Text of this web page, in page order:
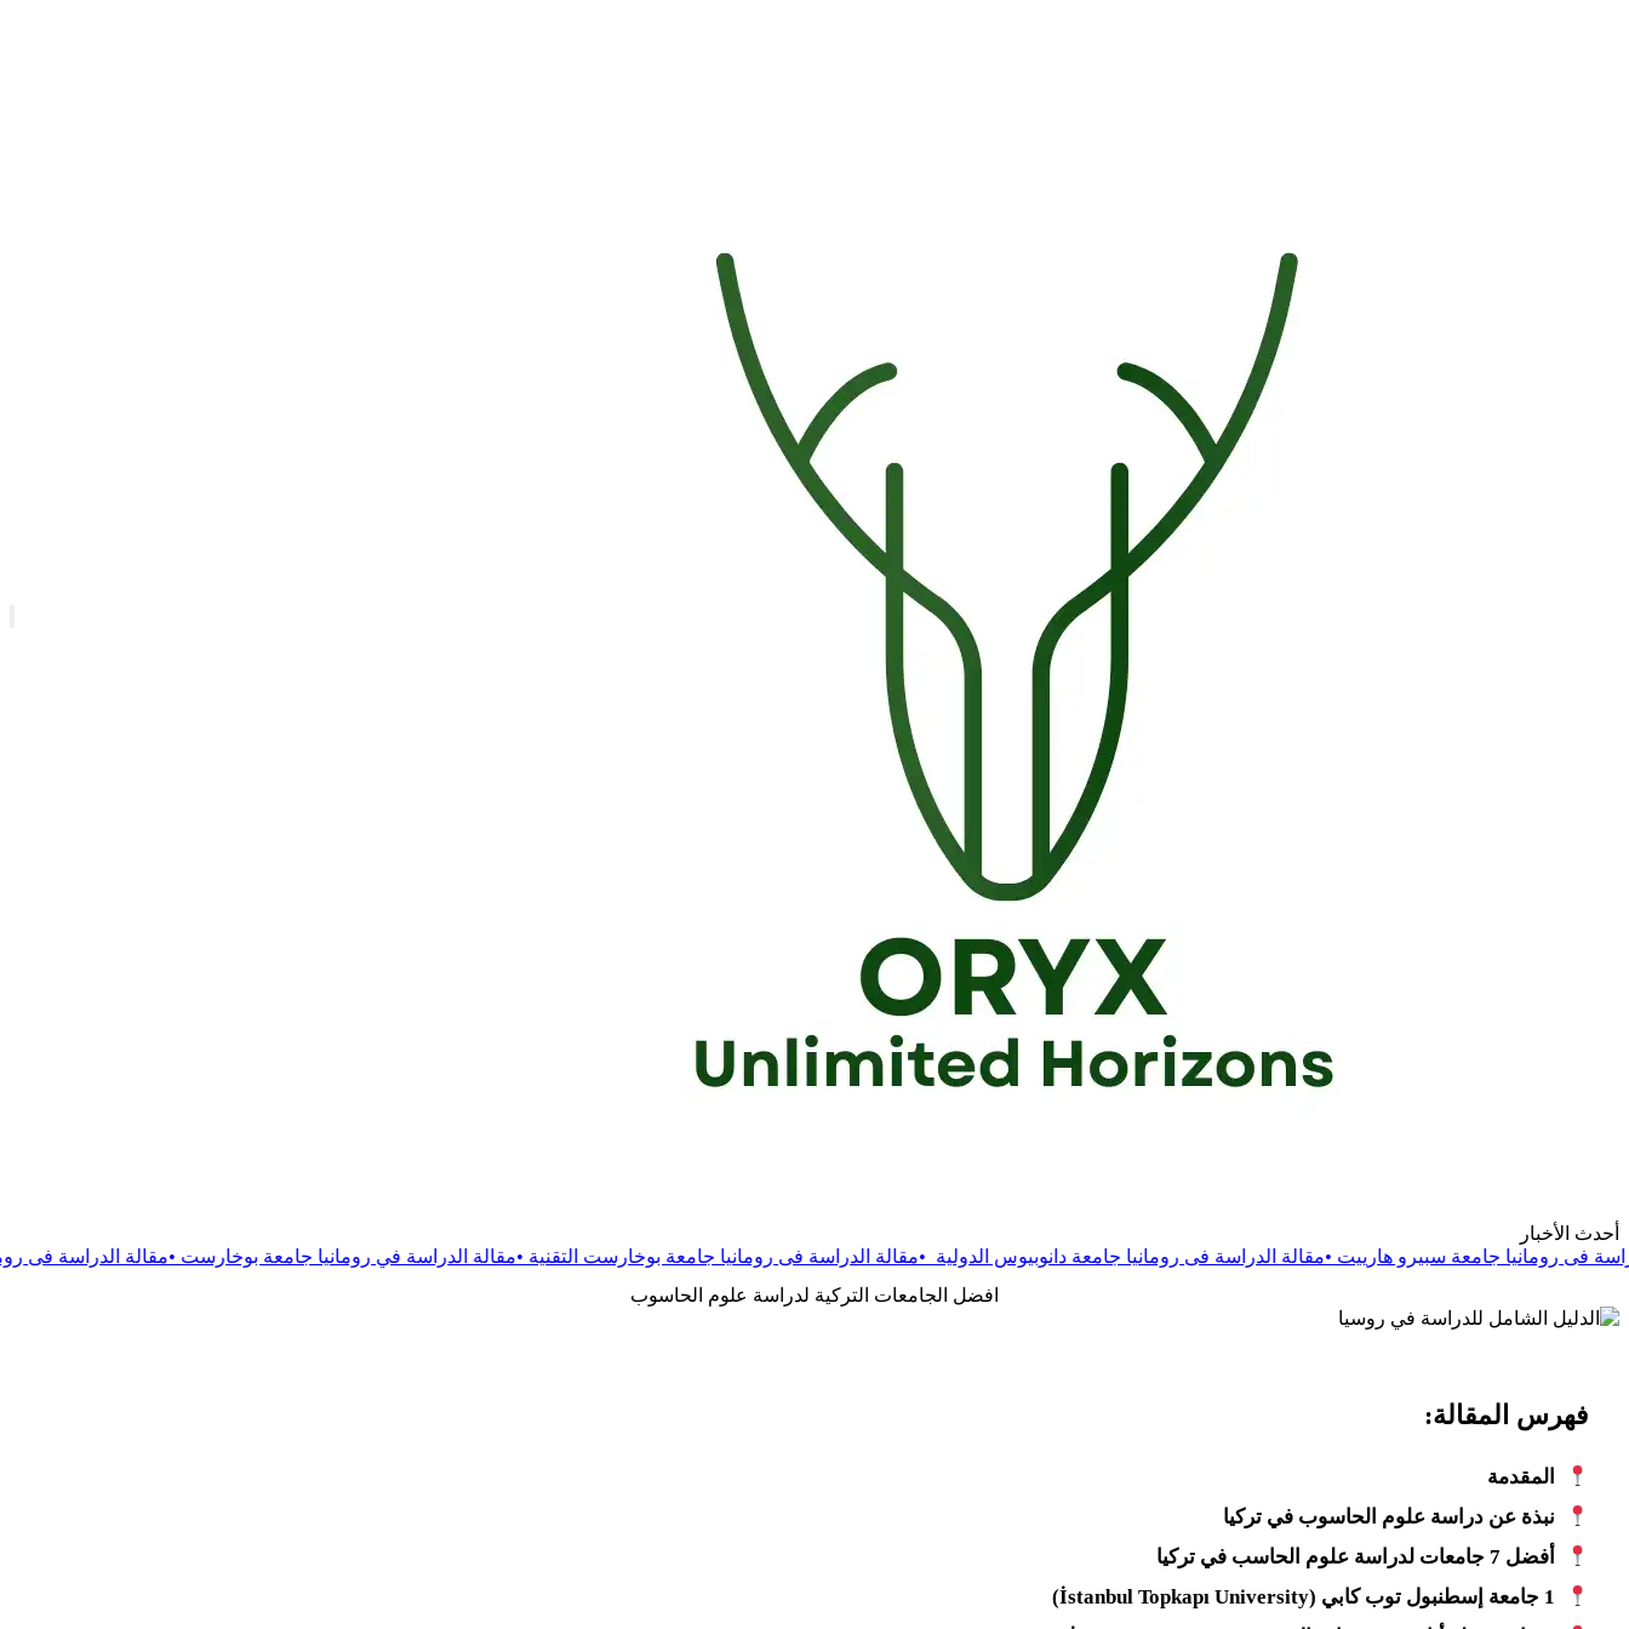
أحدث الأخبار
جامعة سبيرو هارييت • مقالة الدراسة فى رومانيا جامعة دانوبيوس الدولية •مقالة الدراسة فى رومانيا جامعة بوخارست التقنية •مقالة الدراسة في رومانيا جامعة بوخارست •مقالة الدراسة فى رومانيا جامعة
افضل الجامعات التركية لدراسة علوم الحاسوب
فهرس المقالة:
المقدمة
نبذة عن دراسة علوم الحاسوب في تركيا
أفضل 7 جامعات لدراسة علوم الحاسب في تركيا
1 جامعة إسطنبول توب كابي (İstanbul Topkapı University)